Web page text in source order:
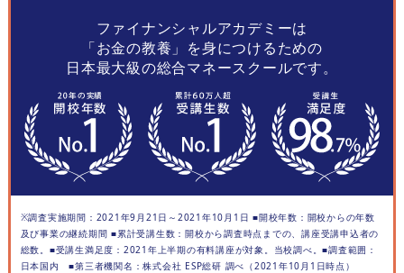
ファイナンシャルアカデミーは
「お金の教養」を身につけるための
日本最大級の総合マネースクールです。
※調査実施期間：2021年9月21日～2021年10月1日 ■開校年数：開校からの年数
及び事業の継続期間 ■累計受講生数：開校から調査時点までの、講座受講申込者の
総数。■受講生満足度：2021年上半期の有料講座が対象。当校調べ。■調査範囲：
日本国内 ■第三者機関名：株式会社 ESP総研 調べ（2021年10月1日時点）